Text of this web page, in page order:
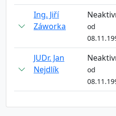
Ing. Jiří
Záworka
od
JUDr. Jan
Nejdlík
od